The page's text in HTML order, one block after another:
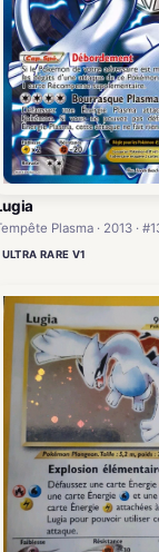
Plasma · 2013 ·
ULTRA RARE V1